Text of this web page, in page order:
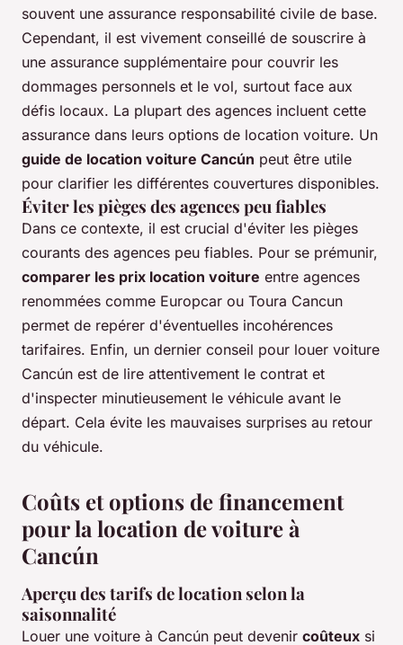
souvent une assurance responsabilité civile de base.
Cependant, il est vivement conseillé de souscrire à
une assurance supplémentaire pour couvrir les
dommages personnels et le vol, surtout face aux
défis locaux. La plupart des agences incluent cette
assurance dans leurs options de location voiture. Un
guide de location voiture Cancún peut être utile
pour clarifier les différentes couvertures disponibles.
Éviter les pièges des agences peu fiables
Dans ce contexte, il est crucial d'éviter les pièges
courants des agences peu fiables. Pour se prémunir,
comparer les prix location voiture entre agences
renommées comme Europcar ou Toura Cancun
permet de repérer d'éventuelles incohérences
tarifaires. Enfin, un dernier conseil pour louer voiture
Cancún est de lire attentivement le contrat et
d'inspecter minutieusement le véhicule avant le
départ. Cela évite les mauvaises surprises au retour
du véhicule.
Coûts et options de financement
pour la location de voiture à
Cancún
Aperçu des tarifs de location selon la
saisonnalité
Louer une voiture à Cancún peut devenir coûteux si